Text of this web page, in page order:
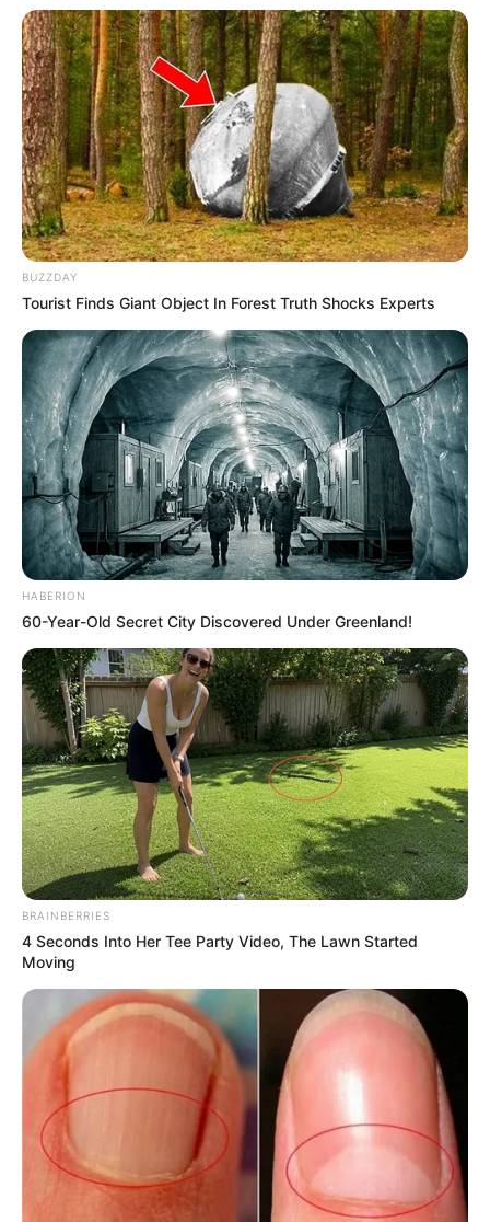
BUZZDAY
Tourist Finds Giant Object In Forest Truth Shocks Experts
HABERION
60-Year-Old Secret City Discovered Under Greenland!
BRAINBERRIES
4 Seconds Into Her Tee Party Video, The Lawn Started
Moving